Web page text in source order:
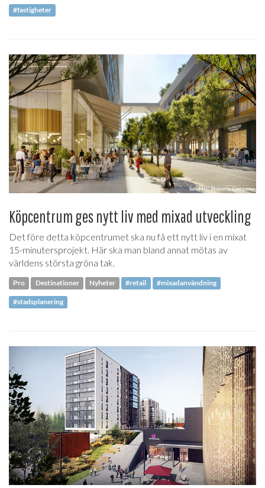
#fastigheter
Köpcentrum ges nytt liv med mixad utveckling
Det före detta köpcentrumet ska nu få ett nytt liv i en mixat
15-minutersprojekt. Här ska man bland annat mötas av
världens största gröna tak.
Pro Destinationer Nyheter #retail #mixadanvändning
#stadsplanering